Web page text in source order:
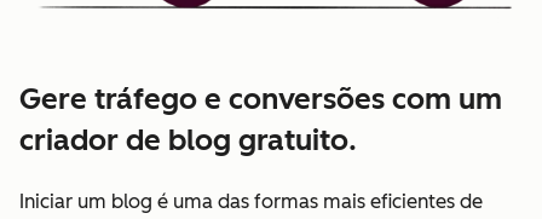
Gere tráfego e conversões com um
criador de blog gratuito.
Iniciar um blog é uma das formas mais eficientes de